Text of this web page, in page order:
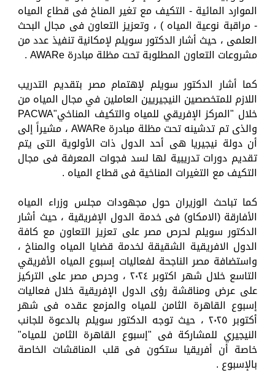
الموارد المائية - التكيف مع تغير المناخ فى قطاع المياه
- مراقبة نوعية المياه ) ، وتعزيز التعاون فى مجال البحث
العلمى ، حيث أشار الدكتور سويلم لإمكانية تنفيذ عدد من
مشروعات التعاون المطلوبة تحت مظلة مبادرة AWARe .
كما أشار الدكتور سويلم لإهتمام مصر بتقديم التدريب
اللازم للمتخصصين النيجيريين العاملين في مجال المياه من
خلال "المركز الإفريقي للمياه والتكيف المناخي"PACWA
والذى تم تدشينه تحت مظلة مبادرة AWARe ، مشيراً إلى
أن دولة نيجيريا هى أحد الدول ذات الأولوية التى يتم
تقديم دورات تدريبية لها لسد فجوات المعرفة فى مجال
التكيف مع التغيرات المناخية فى قطاع المياه .
كما تباحث الوزيران حول مجهودات مجلس وزراء المياه
الأفارقة (الامكاو) فى خدمة الدول الإفريقية ، حيث أشار
الدكتور سويلم لحرص مصر على تعزيز التعاون مع كافة
الدول الافريقية الشقيقة لخدمة قضايا المياه والمناخ ،
واستضافة مصر الناجحة لفعاليات إسبوع المياه الأفريقي
التاسع خلال شهر اكتوبر ٢٠٢٤ ، وحرص مصر على التركيز
على عرض ومناقشة رؤى الدول الإفريقية خلال فعاليات
إسبوع القاهرة الثامن للمياه والمزمع عقده فى شهر
أكتوبر ٢٠٢٥ ، حيث توجه الدكتور سويلم بالدعوة للجانب
النيجيري للمشاركة فى "إسبوع القاهرة الثامن للمياه"
خاصة أن أفريقيا ستكون فى قلب المناقشات الخاصة
بالإسبوع .